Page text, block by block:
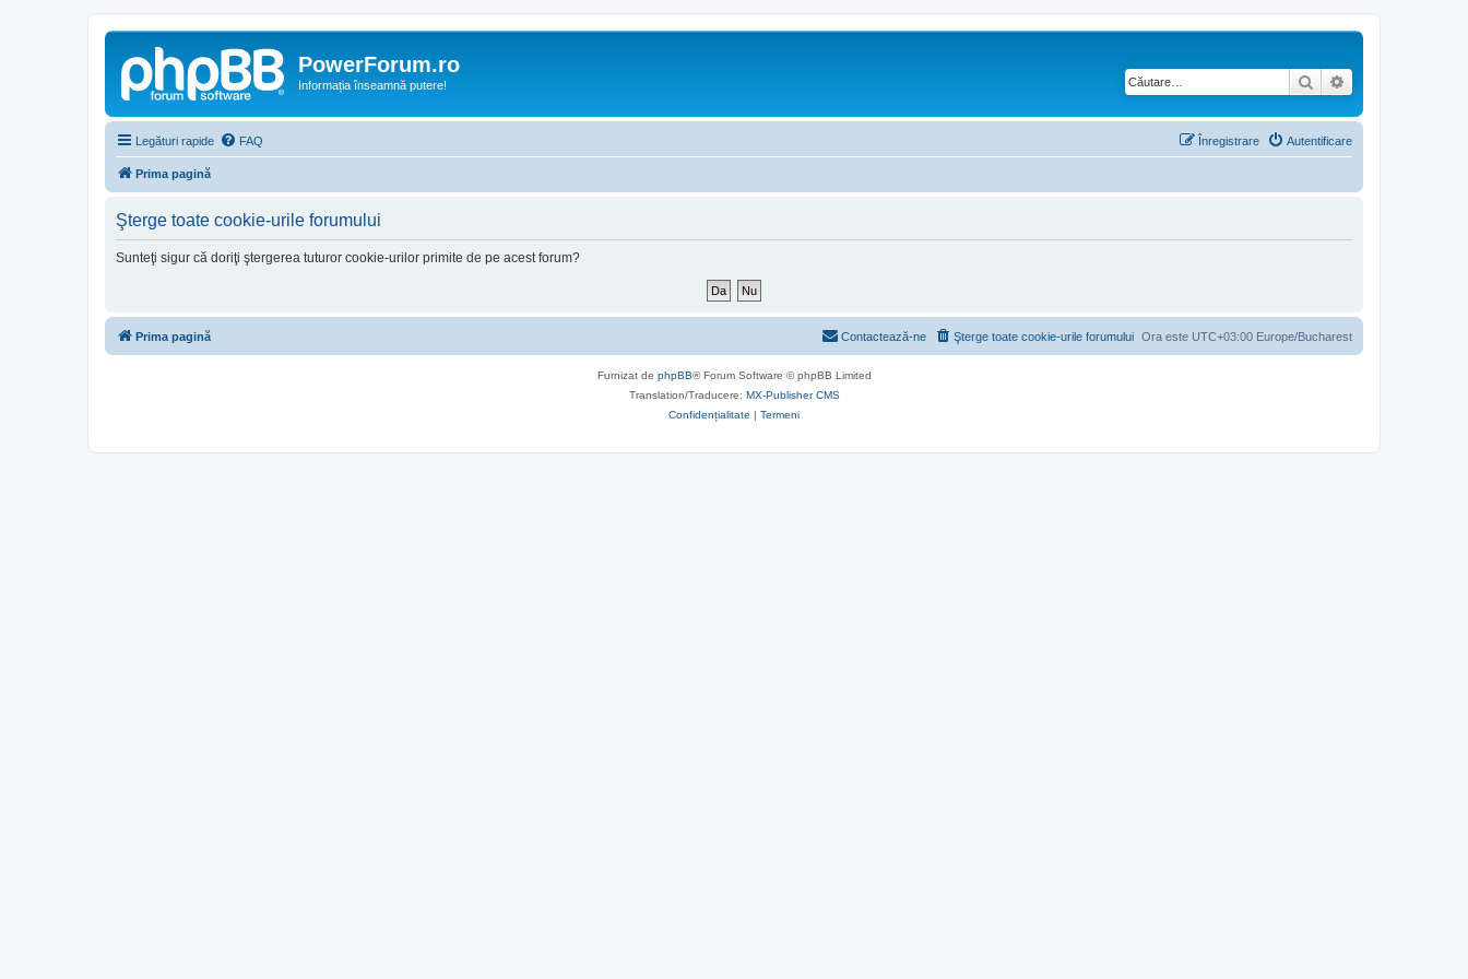
PowerForum.ro
Informația înseamnă putere! Căutare
Legături rapide FAQ Autentificare
Înregistrare
Prima pagină
Şterge toate cookie-urile forumului
Sunteţi sigur că doriţi ştergerea tuturor cookie-urilor primite de pe acest forum?
Prima pagină Ora este UTC+03:00 Europe/Bucharest
Şterge toate cookie-urile forumului
Contactează-ne
Furnizat de phpBB® Forum Software © phpBB Limited
Translation/Traducere: MX-Publisher CMS
Confidențialitate | Termeni